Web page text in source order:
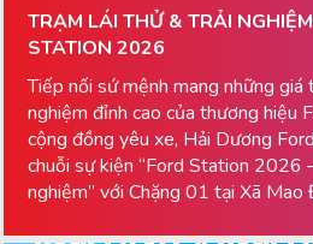
TRẠM LÁI THỬ & TRẢI
STATION 2026
Tiếp nối sứ mệnh mang những giá
nghiệm đỉnh cao của thương hiệu
cộng đồng yêu xe, Hải Dương
chuỗi sự kiện “Ford Station 2026
nghiệm” với Chặng 01 tại Xã